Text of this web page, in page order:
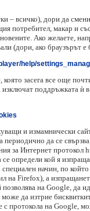
– всичко), дори да
потребител, макар и
Ако желаете,
(дори, ако
help/
засега все още
поддръжката
и измамнически
да се
за Интернет
определи кой я
начин, по
на Firefox), а
на Google, да
да изтрие
протокола на Google,